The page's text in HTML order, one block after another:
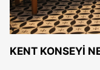
KENT KONSEYİ